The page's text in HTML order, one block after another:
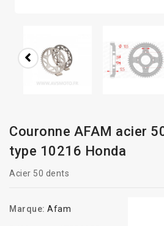
Couronne AFAM acier
type 10216 Honda
Acier 50 dents
Marque: Afam